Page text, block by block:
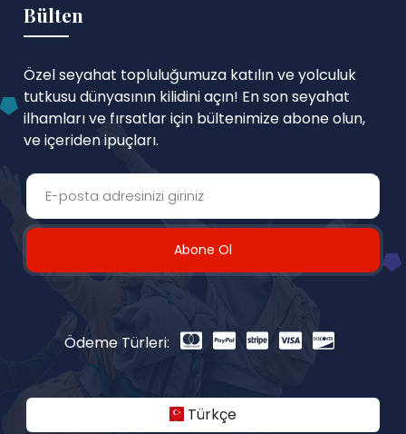
Bülten
Özel seyahat topluluğumuza katılın ve yolculuk
tutkusu dünyasının kilidini açın! En son seyahat
ilhamları ve fırsatlar için bültenimize abone olun,
ve içeriden ipuçları.
Abone Ol
Ödeme Türleri:
Türkçe